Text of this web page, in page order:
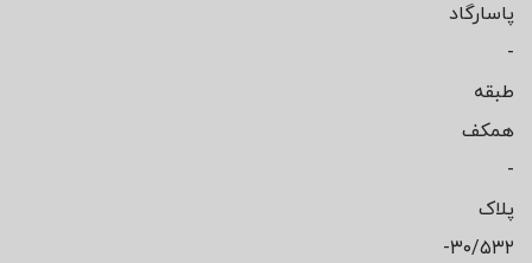
پاسارگاد
-
طبقه
همکف
-
پلاک
۳۰/۵۳۲-